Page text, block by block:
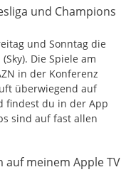
und Champions
und Sonntag die
Die Spiele am
in der Konferenz
überwiegend auf
findest du in der App
sind auf fast allen
meinem Apple TV